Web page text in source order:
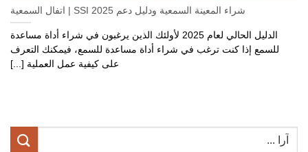
شراء المعينة السمعية ودليل دعم SSI 2025 | اتفال السمعية
الدليل الحالي لعام 2025 لأولئك الذين يرغبون في شراء أداة مساعدة
للسمع إذا كنت ترغب في شراء أداة مساعدة للسمع، فيمكنك التعرف
على كيفية عمل العملية [...]